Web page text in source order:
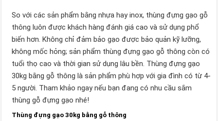
So với các sản phẩm bằng nhựa hay inox, thùng đựng gạo gỗ
thông luôn được khách hàng đánh giá cao và sử dụng phổ
biến hơn. Không chỉ đảm bảo gạo được bảo quản kỹ lưỡng,
không mốc hỏng; sản phẩm thùng đựng gạo gỗ thông còn có
tuổi thọ cao và thời gian sử dụng lâu bền. Thùng đựng gạo
30kg bằng gỗ thông là sản phẩm phù hợp với gia đình có từ 4-
5 người. Tham khảo ngay nếu bạn đang có nhu cầu sắm
thùng gỗ đựng gạo nhé!
Thùng đựng gạo 30kg bằng gỗ thông